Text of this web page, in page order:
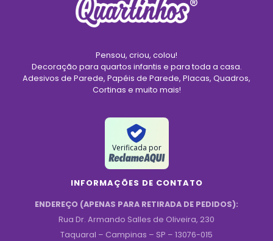
Pensou, criou, colou!
Decoração para quartos infantis e para toda a casa.
Adesivos de Parede, Papéis de Parede, Placas, Quadros,
Cortinas e muito mais!
Verificada por
INFORMAÇÕES DE CONTATO
ENDEREÇO (APENAS PARA RETIRADA DE PEDIDOS):
Rua Dr. Armando Salles de Oliveira, 230
Taquaral – Campinas – SP – 13076-015